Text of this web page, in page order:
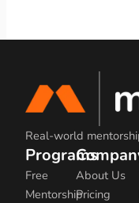
Real-world
Programs
Free
Mentorship
About Us
Pricing